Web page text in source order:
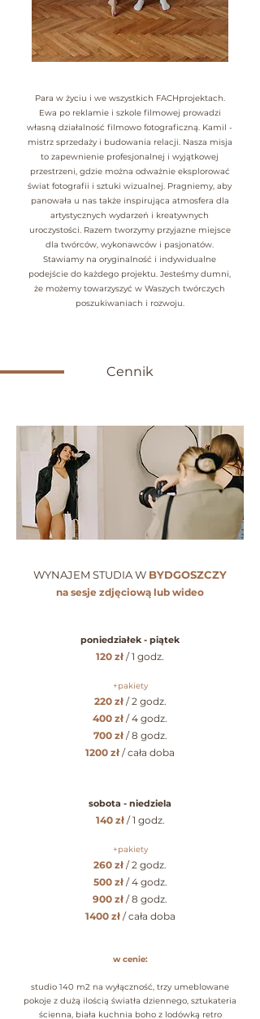
Para w życiu i we wszystkich FACHprojektach.
Ewa po reklamie i szkole filmowej prowadzi
własną działalność filmowo fotograficzną. Kamil -
mistrz sprzedaży i budowania relacji. Nasza misja
to zapewnienie profesjonalnej i wyjątkowej
przestrzeni, gdzie można odważnie eksplorować
świat fotografii i sztuki wizualnej. Pragniemy, aby
panowała u nas także inspirująca atmosfera dla
artystycznych wydarzeń i kreatywnych
uroczystości. Razem tworzymy przyjazne miejsce
dla twórców, wykonawców i pasjonatów.
Stawiamy na oryginalność i indywidualne
podejście do każdego projektu. Jesteśmy dumni,
że możemy towarzyszyć w Waszych twórczych
poszukiwaniach i rozwoju.
Cennik
WYNAJEM STUDIA W BYDGOSZCZY
na sesje zdjęciową lub wideo
poniedziałek - piątek
120 zł / 1 godz.
+pakiety
220 zł/ 2godz.
400 zł / 4 godz.
700 zł/ 8 godz.
1200 zł / cała doba
sobota - niedziela
140 zł/ 1 godz.
+pakiety
260 zł / 2 godz.
500 zł/ 4 godz.
900 zł / 8 godz.
1400 zł / cała doba
w cenie:
studio 140 m2 na wyłączność, trzy umeblowane
pokoje z dużą ilością światła dziennego, sztukateria
ścienna, biała kuchnia boho z lodówką retro